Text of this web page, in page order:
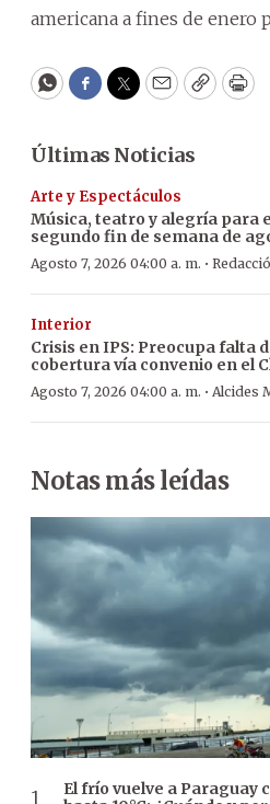
americana a fines de enero
WhatsApp
Facebook
Twitter
EmailCopy
Últimas Noticias
Arte y Espectáculos
Música, teatro y alegría para
segundo fin de semana de
Agosto 7, 2026 04:00 a. m. ·
Interior
Crisis en IPS: Preocupa falta
cobertura vía convenio en el
Agosto 7, 2026 04:00 a. m. · Alcides
Notas más leídas
El frío vuelve a Paraguay